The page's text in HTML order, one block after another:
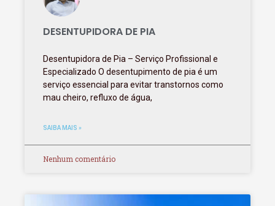
DESENTUPIDORA DE PIA
Desentupidora de Pia – Serviço Profissional e
Especializado O desentupimento de pia é um
serviço essencial para evitar transtornos como
mau cheiro, refluxo de água,
SAIBA MAIS »
Nenhum comentário